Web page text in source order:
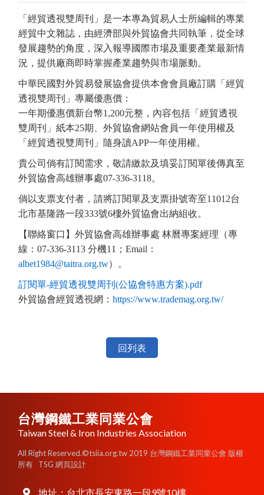
「經貿透視雙周刊」是一本專為貿易人士所編輯的專業
經貿中文雜誌，由經濟部與外貿協會共同執筆，從全球
發展趨勢的角度，深入報導國際市場及重要產業最新情
況，提供廠商即時掌握產業趨勢與市場脈動。
中華民國對外貿易發展協會提供本會會員廠訂購「經貿
透視雙周刊」專屬優惠價：
一年期優惠價新台幣1,200元整，內容包括「經貿透視
雙周刊」紙本25期、外貿協會網站會員一年使用權及
「經貿透視雙周刊」隨身讀APP一年使用權。
貴公司倘有訂閱需求，敬請繳款及填妥訂閱單後傳真至
外貿協會高雄辦事處07-336-3118。
倘以支票支付者，請將訂閱單及支票掛號寄至11012台
北市基隆路一段333號6樓外貿協會出納組收。
【聯絡窗口】外貿協會高雄辦事處 林曆專案經理（專
線：07-336-3113 分機11；Email：
albet1984@taitra.org.tw）。
訂閱單-經貿透視雙周刊(公協會特惠方案).pdf
外貿協會經貿透視網： https://www.trademag.org.tw/
回列表
台灣鋼鐵工業同業公會
Taiwan Steel & Iron Industries Association
All Right Reserved.©tsiia.org.tw 2019 台灣鋼鐵工業同業公會 版權
所有 TSG 網頁設計
地址： 台北市長安東路一段9號10樓